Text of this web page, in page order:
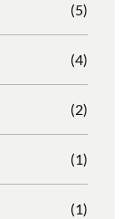
(5)
(4)
(2)
(1)
(1)